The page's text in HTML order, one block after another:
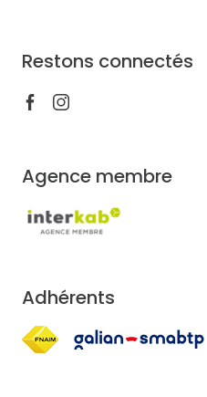
Restons connectés
Agence membre
Adhérents